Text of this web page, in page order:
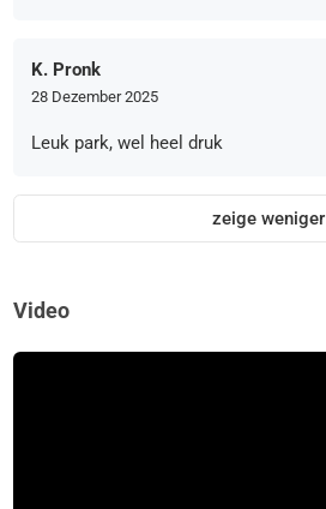
K. Pronk
28 Dezember 2025
Leuk park, wel heel druk
zeige weniger
Video